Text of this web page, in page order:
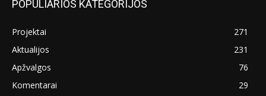
POPULIARIOS KATEGORIJOS
Projektai
271
Aktualijos
231
Apžvalgos
76
Komentarai
29